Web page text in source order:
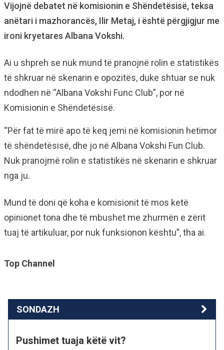
Vijojnë debatet në komisionin e Shëndetësisë, teksa
anëtari i mazhorancës, Ilir Metaj, i është përgjigjur me
ironi kryetares Albana Vokshi.
Ai u shpreh se nuk mund të pranojnë rolin e statistikës
të shkruar në skenarin e opozitës, duke shtuar se nuk
ndodhen në “Albana Vokshi Func Club”, por në
Komisionin e Shëndetësisë.
“Për fat të mirë apo të keq jemi në komisionin hetimor
të shëndetësisë, dhe jo në Albana Vokshi Fun Club.
Nuk pranojmë rolin e statistikës në skenarin e shkruar
nga ju.
Mund të doni që koha e komisionit të mos ketë
opinionet tona dhe të mbushet me zhurmën e zërit
tuaj të artikuluar, por nuk funksionon kështu”, tha ai.
Top Channel
SONDAZH
Pushimet tuaja këtë vit?